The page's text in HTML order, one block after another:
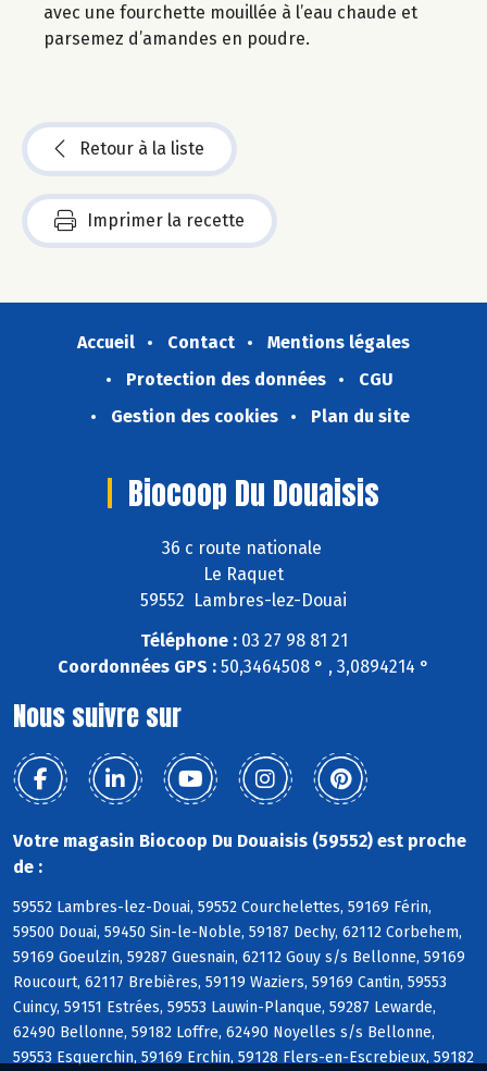
avec une fourchette mouillée à l’eau chaude et
parsemez d’amandes en poudre.
Retour à la liste
Imprimer la recette
Accueil Contact
Mentions légales
Protection des données
CGU
Gestion des cookies
Plan du site
Biocoop Du Douaisis
36 c route nationale
Le Raquet
59552 Lambres-lez-Douai
Téléphone :03 27 98 81 21
Coordonnées GPS : 50,3464508 ° , 3,0894214 °
Nous suivre sur
Votre magasin Biocoop Du Douaisis (59552) est proche
de :
59552 Lambres-lez-Douai, 59552 Courchelettes, 59169 Férin,
59500 Douai, 59450 Sin-le-Noble, 59187 Dechy, 62112 Corbehem,
59169 Goeulzin, 59287 Guesnain, 62112 Gouy s/s Bellonne, 59169
Roucourt, 62117 Brebières, 59119 Waziers, 59169 Cantin, 59553
Cuincy, 59151 Estrées, 59553 Lauwin-Planque, 59287 Lewarde,
62490 Bellonne, 59182 Loffre, 62490 Noyelles s/s Bellonne,
59553 Esquerchin, 59169 Erchin, 59128 Flers-en-Escrebieux, 59182